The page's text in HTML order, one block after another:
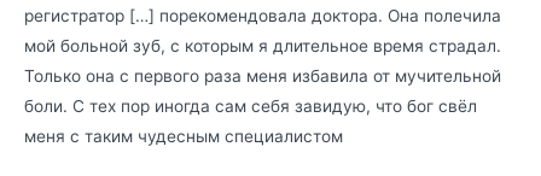
регистратор […] порекомендовала доктора. Она полечила
мой больной зуб, с которым я длительное время страдал.
Только она с первого раза меня избавила от мучительной
боли. С тех пор иногда сам себя завидую, что бог свёл
меня с таким чудесным специалистом